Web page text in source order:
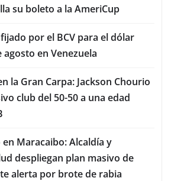
su boleto a la AmeriCup
por el BCV para el dólar
en Venezuela
la Gran Carpa: Jackson Chourio
club del 50-50 a una edad
Maracaibo: Alcaldía y
despliegan plan masivo de
alerta por brote de rabia